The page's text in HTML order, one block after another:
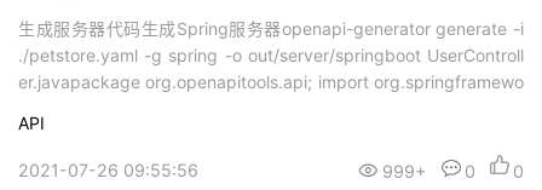
生成服务器代码生成Spring服务器openapi-generator generate -i
./petstore.yaml -g spring -o out/server/springboot UserControll
er.javapackage org.openapitools.api; import org.springframewo
API
2021-07-26 09:55:56 999+ 0 0